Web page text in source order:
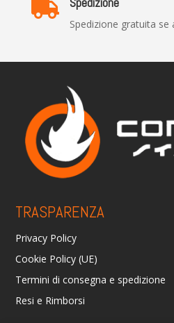

Spedizione gratuita
TRASPARENZA
Privacy Policy
Cookie Policy (UE)
Termini di consegna e spedizione
Resi e Rimborsi